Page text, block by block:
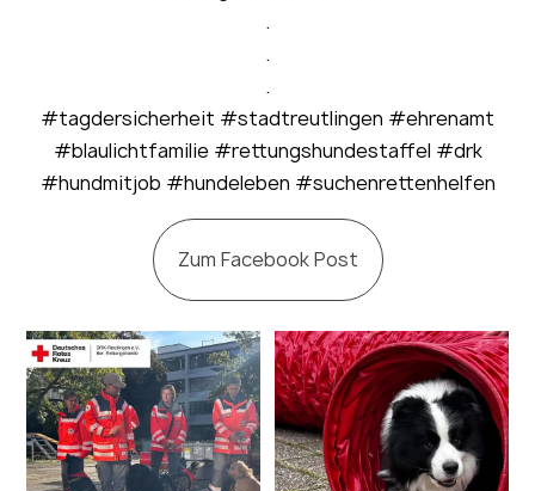
.
.
.
#tagdersicherheit #stadtreutlingen #ehrenamt
#blaulichtfamilie #rettungshundestaffel #drk
#hundmitjob #hundeleben #suchenrettenhelfen
Zum Facebook Post